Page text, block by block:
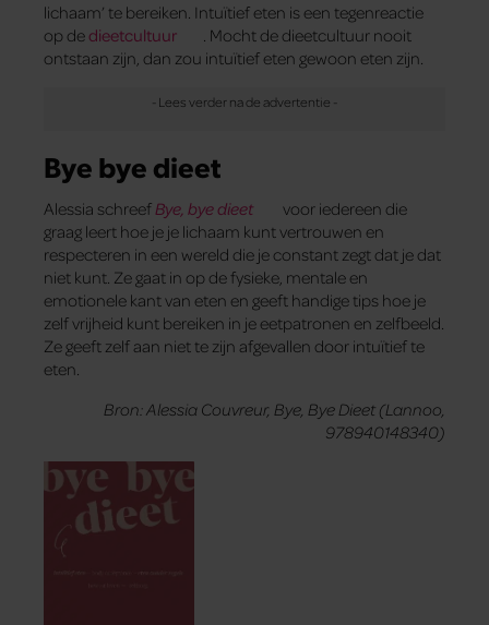
lichaam’ te bereiken. Intuïtief eten is een tegenreactie
op dedieetcultuur
. Mocht de dieetcultuur nooit
ontstaan zijn, dan zou intuïtief eten gewoon eten zijn.
Bye bye dieet
Alessia schreefBye, bye dieet
voor iedereen die
graag leert hoe je je lichaam kunt vertrouwen en
respecteren in een wereld die je constant zegt dat je dat
niet kunt. Ze gaat in op de fysieke, mentale en
emotionele kant van eten en geeft handige tips hoe je
zelf vrijheid kunt bereiken in je eetpatronen en zelfbeeld.
Ze geeft zelf aan niet te zijn afgevallen door intuïtief te
eten.
Bron: Alessia Couvreur, Bye, Bye Dieet (Lannoo,
978940148340)